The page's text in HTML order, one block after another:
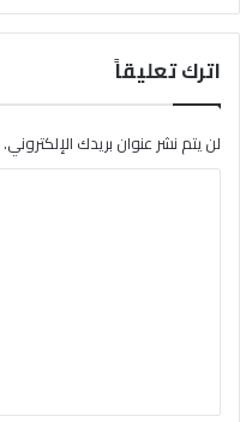
اترك تعليقاً
لن يتم نشر عنوان بريدك الإلكتروني.